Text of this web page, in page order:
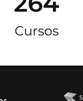
Cursos